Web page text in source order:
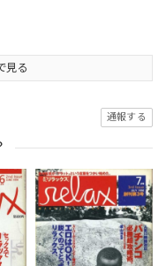
見る
通報する